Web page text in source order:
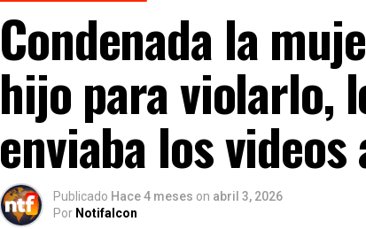
Condenada la
hijo para violarlo,
enviaba los
Publicado Hace 4 meses on abril 3, 2026
Por Notifalcon